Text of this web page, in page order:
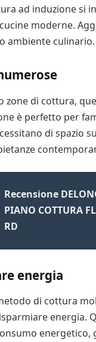
ad induzione si
moderne.
ambiente culinario.
zone di cottura,
è perfetto per
di spazio
Recensione
PIANO COTTURA
RD
energia
di cottura
energia.
energetico,